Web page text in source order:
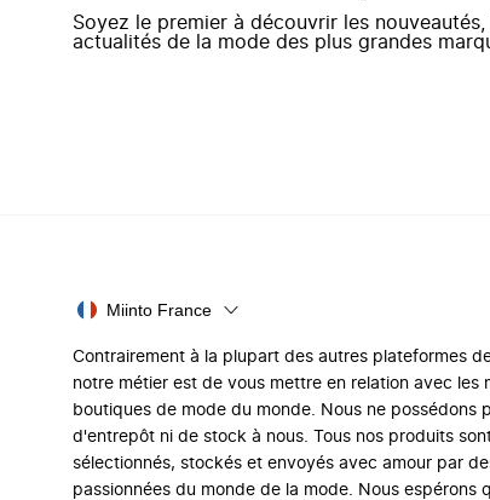
Soyez le premier à découvrir les
actualités de la mode des plus grandes
Miinto France
Contrairement à la plupart des autres plateformes
notre métier est de vous mettre en relation avec les
boutiques de mode du monde. Nous ne possédons
d'entrepôt ni de stock à nous. Tous nos produits
sélectionnés, stockés et envoyés avec amour par
passionnées du monde de la mode. Nous espérons